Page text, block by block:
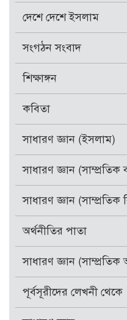
দেশে দেশে ইসলাম
সংগঠন সংবাদ
শিক্ষাঙ্গন
কবিতা
সাধারণ জ্ঞান (ইসলাম)
সাধারণ জ্ঞান (সাম্প্রতিক
সাধারণ জ্ঞান (সাম্প্রতিক
অর্থনীতির পাতা
সাধারণ জ্ঞান (সাম্প্রতিক
পূর্বসূরীদের লেখনী থেকে